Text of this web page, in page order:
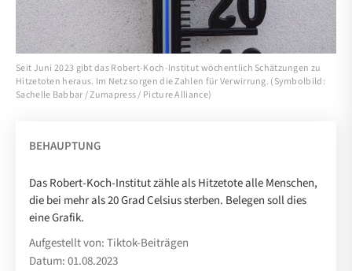
Seit Juni 2023 gibt das Robert-Koch-Institut wöchentlich Schätzungen zu
Hitzetoten heraus. Im Netz sorgen die Zahlen für Verwirrung. (Symbolbild:
Sachelle Babbar / Zumapress / Picture Alliance)
BEHAUPTUNG
Das Robert-Koch-Institut zähle als Hitzetote alle Menschen,
die bei mehr als 20 Grad Celsius sterben. Belegen soll dies
eine Grafik.
Aufgestellt von: Tiktok-Beiträgen
Datum: 01.08.2023